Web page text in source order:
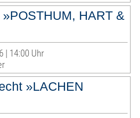
HART &
| 14:00 Uhr
»LACHEN